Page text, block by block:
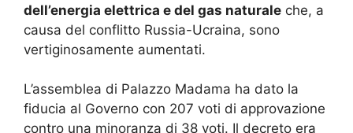
dell’energia elettrica e del gas naturale che, a
causa del conflitto Russia-Ucraina, sono
vertiginosamente aumentati.
L’assemblea di Palazzo Madama ha dato la
fiducia al Governo con 207 voti di approvazione
contro una minoranza di 38 voti. Il decreto era